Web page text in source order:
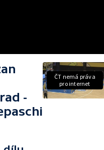
-
ČT nemá práva
pro internet